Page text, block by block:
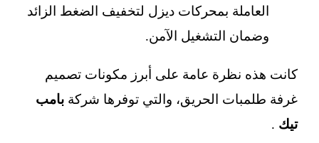
العاملة بمحركات ديزل لتخفيف الضغط الزائد
وضمان التشغيل الآمن.
كانت هذه نظرة عامة على أبرز مكونات تصميم
غرفة طلمبات الحريق، والتي توفرها شركة بامب
تيك .